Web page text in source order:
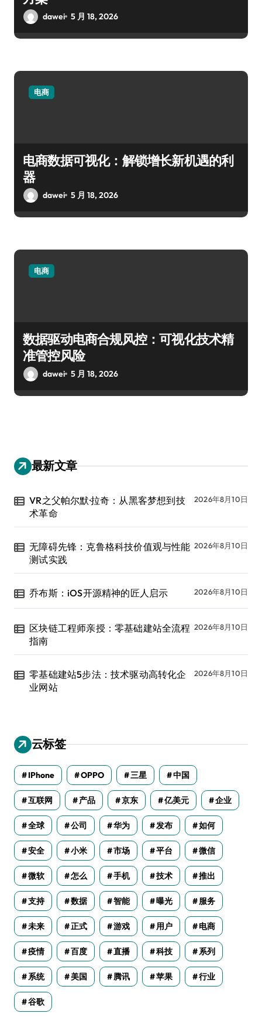
dawei 5 月 18, 2026
电商
电商数据可视化：解锁增长新机遇的利
器
dawei 5 月 18, 2026
电商
数据驱动电商合规风控：可视化技术精
准管控风险
dawei 5 月 18, 2026
最新文章
VR之父帕尔默·拉奇：从黑客梦想到技
术革命
2026年8月10日
无障碍先锋：克鲁格科技价值观与性能
测试实践
2026年8月10日
乔布斯：iOS开源精神的匠人启示 2026年8月10日
区块链工程师亲授：零基础建站全流程
指南
2026年8月10日
零基础建站5步法：技术驱动高转化企
业网站
2026年8月10日
云标签
IPhone OPPO 三星 中国
互联网 产品 京东 亿美元 企业
全球 公司 华为 发布 如何
安全 小米 市场 平台 微信
微软 怎么 手机 技术 推出
支持 数据 智能 曝光 服务
未来 正式 游戏 用户 电商
疫情 百度 直播 科技 系列
系统 美国 腾讯 苹果 行业
谷歌